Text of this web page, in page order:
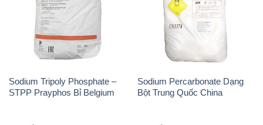
Sodium Tripoly Phosphate –
STPP Prayphos Bỉ Belgium
Sodium Percarbonate Dạng
Bột Trung Quốc China